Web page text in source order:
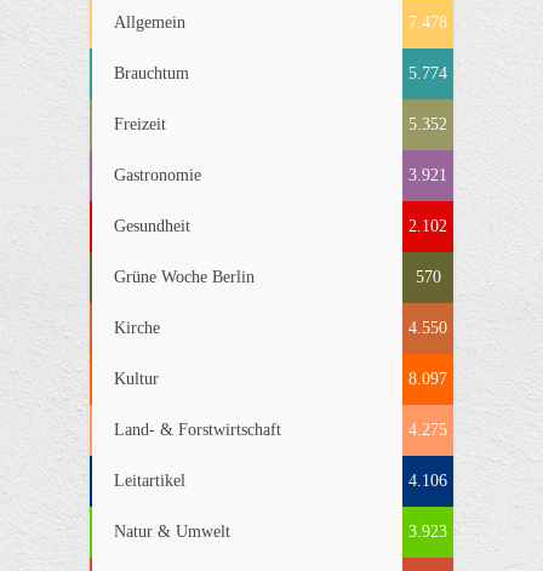
Allgemein 7.478
Brauchtum 5.774
Freizeit 5.352
Gastronomie 3.921
Gesundheit 2.102
Grüne Woche Berlin 570
Kirche 4.550
Kultur 8.097
Land- & Forstwirtschaft 4.275
Leitartikel 4.106
Natur & Umwelt 3.923